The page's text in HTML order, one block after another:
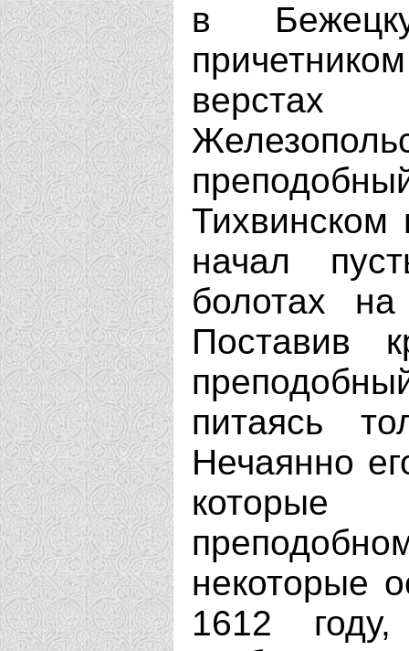
в
верстах
начал
болотах
Поставив
питаясь
Нечаянно
которые
некоторые
1612